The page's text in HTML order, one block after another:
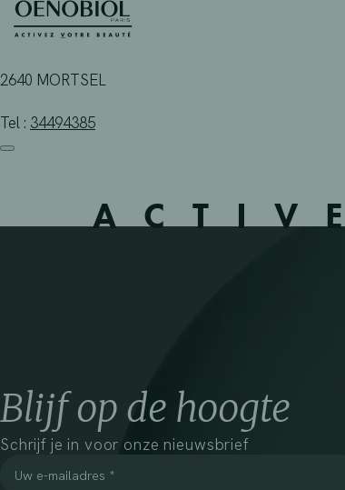
SkipAPOTHEEK
2640 MORTSEL
Tel : 34494385
Blijf op de hoogte
Schrijf je in voor onze nieuwsbrief